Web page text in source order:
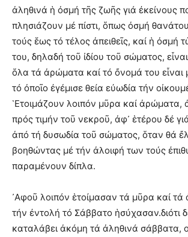
ἀληθινά ἡ ὀσμή τῆς ζωῆς γιά ἐκείνους
πλησιάζουν μέ πίστι, ὅπως ὀσμή
τούς ἕως τό τέλος ἀπειθεῖς, καί ἡ ὀσμή
του, δηλαδή τοῦ ἰδίου τοῦ σώματος,
ὅλα τά ἀρώματα καί τό ὄνομά του εἶναι
τό ὀποῖο ἐγέμισε θεία εὐωδία τήν
῾Ετοιμάζουν λοιπόν μῦρα καί ἀρώματα,
πρός τιμήν τοῦ νεκροῦ, ἀφ᾿ ἑτέρου δέ
ἀπό τή δυσωδία τοῦ σώματος, ὅταν θά
βοηθώντας μέ τήν ἀλοιφή των τούς
παραμένουν δίπλα.
᾿Αφοῦ λοιπόν ἑτοίμασαν τά μῦρα καί
τήν ἐντολή τό Σάββατο ἡσύχασαν.διότι
καταλάβει ἀκόμη τά ἀληθινά σάββατα,